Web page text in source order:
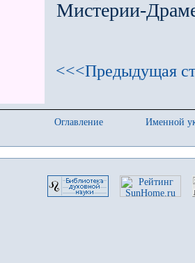
Мистерии-
<<<Предыдущая
Оглавление
Именной